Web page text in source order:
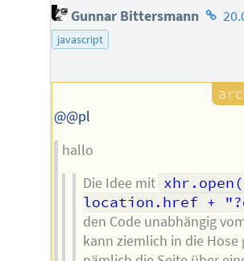
Gunnar Bittersmann
javascript
@@pl
hallo
Die Idee mit
location.href +
den Code unabhängig
kann ziemlich in die Hose